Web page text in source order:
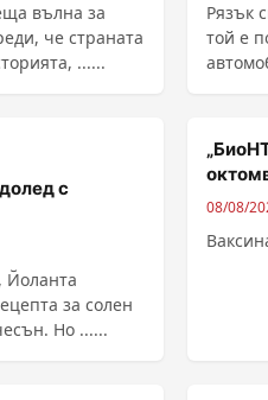
вълна за
че страната
......
Рязък
той е
с
Йоланта
за солен
Но ......
08/08/